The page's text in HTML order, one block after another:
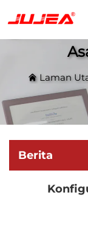
Laman
Berita